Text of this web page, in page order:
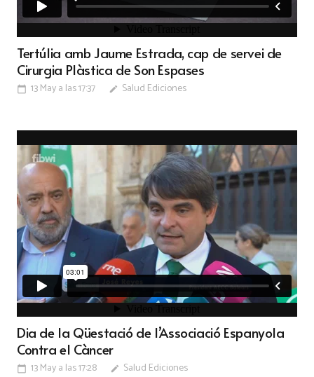
Tertúlia amb Jaume Estrada, cap de servei de
Cirurgia Plàstica de Son Espases
calendar_today 13 May a las 17:37 edit Salud Ediciones
Dia de la Qüestació de l’Associació Espanyola
Contra el Càncer
calendar_today 13 May a las 17:28 edit Salud Ediciones